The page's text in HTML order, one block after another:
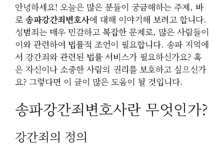
안녕하세요! 오늘은 많은 분들이 궁금해하는 주제, 바
로 송파강간죄변호사에 대해 이야기해 보려고 합니다.
성범죄는 매우 민감하고 복잡한 문제로, 많은 사람들이
이와 관련하여 법률적 조언이 필요합니다. 송파 지역에
서 강간죄와 관련된 법률 서비스가 필요하신가요? 혹
은 자신이나 소중한 사람의 권리를 보호하고 싶으신가
요? 그렇다면 이 글이 많은 도움이 될 것입니다.
송파강간죄변호사란 무엇인가?
강간죄의 정의